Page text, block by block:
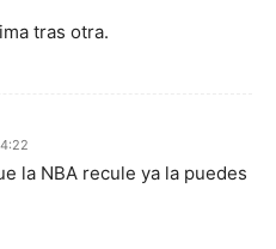
tras otra.
la NBA recule ya la puedes